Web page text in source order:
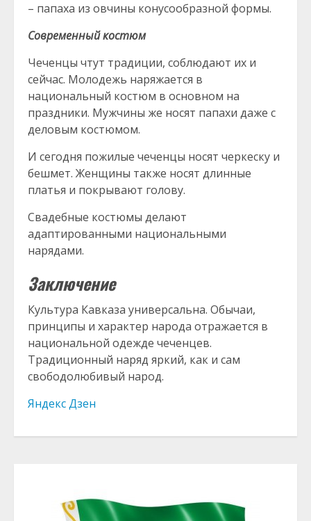
– папаха из овчины конусообразной формы.
Современный костюм
Чеченцы чтут традиции, соблюдают их и
сейчас. Молодежь наряжается в
национальный костюм в основном на
праздники. Мужчины же носят папахи даже с
деловым костюмом.
И сегодня пожилые чеченцы носят черкеску и
бешмет. Женщины также носят длинные
платья и покрывают голову.
Свадебные костюмы делают
адаптированными национальными
нарядами.
Заключение
Культура Кавказа универсальна. Обычаи,
принципы и характер народа отражается в
национальной одежде чеченцев.
Традиционный наряд яркий, как и сам
свободолюбивый народ.
Яндекс Дзен